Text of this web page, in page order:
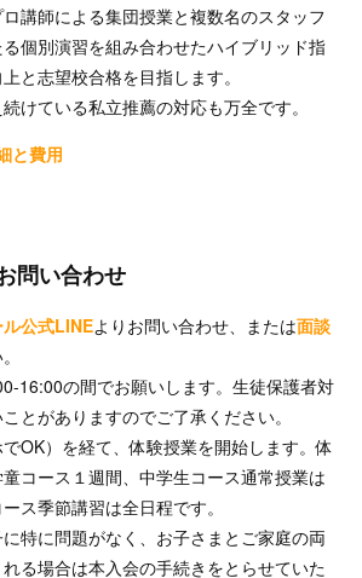
講師による集団授業と複数名のスタッフ
個別演習を組み合わせたハイブリッド指
と志望校合格を目指します。
けている私立推薦の対応も万全です。
と費用
問い合わせ
公式LINEよりお問い合わせ、または面談
16:00の間でお願いします。生徒保護者対
とがありますのでご了承ください。
OK）を経て、体験授業を開始します。体
コース１週間、中学生コース通常授業は
ス季節講習は全日程です。
特に問題がなく、お子さまとご家庭の両
る場合は本入会の手続きをとらせていた